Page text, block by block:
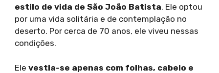
estilo de vida de São João Batista. Ele optou
por uma vida solitária e de contemplação no
deserto. Por cerca de 70 anos, ele viveu nessas
condições.
Ele vestia-se apenas com folhas, cabelo e